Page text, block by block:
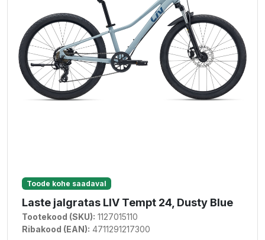
Toode kohe saadaval
Laste jalgratas LIV Tempt 24, Dusty Blue
Tootekood (SKU): 1127015110
Ribakood (EAN): 4711291217300